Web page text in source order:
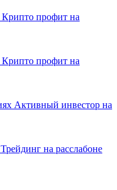
Крипто профит на
Крипто профит на
Активный инвестор на
Трейдинг на расслабоне